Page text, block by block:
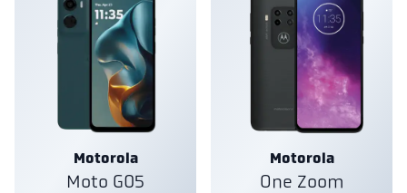
Motorola
Moto G05
Motorola
One Zoom